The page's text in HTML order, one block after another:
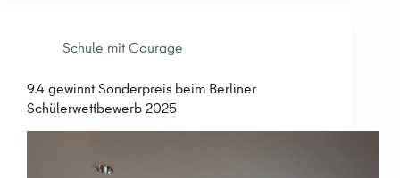
Schule mit Courage
9.4 gewinnt Sonderpreis beim Berliner
Schülerwettbewerb 2025